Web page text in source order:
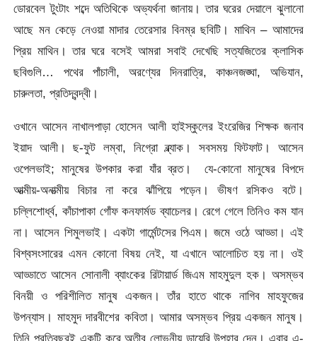
ডোরবেল টুংটাং শব্দে অতিথিকে অভ্যর্থনা জানায়। তার ঘরের দেয়ালে ঝুলানো
আছে মন কেড়ে নেওয়া মাদার তেরেসার বিনম্র ছবিটি। মাথিন – আমাদের
প্রিয় মাথিন। তার ঘরে বসেই আমরা সবাই দেখেছি সত্যজিতের ক্লাসিক
ছবিগুলি… পথের পাঁচালী, অরণ্যের দিনরাত্রি, কাঞ্চনজঙ্ঘা, অভিযান,
চারুলতা, প্রতিদ্বন্দ্বী।
ওখানে আসেন নাখালপাড়া হোসেন আলী হাইস্কুলের ইংরেজির শিক্ষক জনাব
ইয়াদ আলী। ছ-ফুট লম্বা, নিগ্রো ব্ল্যাক। সবসময় ফিটফাট। আসেন
ওপেলভাই; মানুষের উপকার করা যাঁর ব্রত। যে-কোনো মানুষের বিপদে
আত্মীয়-অনাত্মীয় বিচার না করে ঝাঁপিয়ে পড়েন। ভীষণ রসিকও বটে।
চল্লিশোর্ধ্ব, কাঁচাপাকা গোঁফ কনফার্মড ব্যাচেলর। রেগে গেলে তিনিও কম যান
না। আসেন শিমুলভাই। একটা গার্মেন্টসের পিএম। জমে ওঠে আড্ডা। এই
বিশ্বসংসারের এমন কোনো বিষয় নেই, যা এখানে আলোচিত হয় না। ওই
আড্ডাতে আসেন সোনালী ব্যাংকের রিটায়ার্ড জিএম মাহমুদুল হক। অসম্ভব
বিনয়ী ও পরিশীলিত মানুষ একজন। তাঁর হাতে থাকে নাগিব মাহফুজের
উপন্যাস। মাহমুদ দারবীশের কবিতা। আমার অসম্ভব প্রিয় একজন মানুষ।
তিনি প্রতিবছরই একটি করে অতীব লোভনীয় ডায়েরি উপহার দেন। এবার এ-